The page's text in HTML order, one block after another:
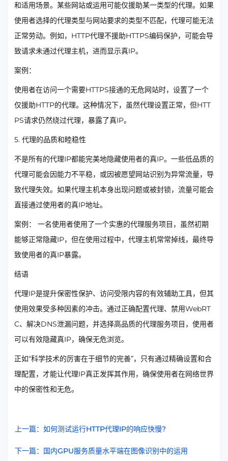
和适用场景。某些网站或运用可能仅援助某一类型的代理。如果
使用者选择的代理类型与网站要求的类型不匹配，代理可能无法
正常劳动。例如，HTTP代理不援助HTTPS编码保护，可能会导
致请求未通过代理主机，进而显示真IP。
案例：
使用者在访问一个需要HTTPS接通的无危网站时，设置了一个
仅援助HTTP的代理。这种情况下，虽然代理设置正常，但HTT
PS请求仍然绕过代理，暴露了真IP。
5. 代理的品质和睦稳性
不是所有的代理IP都能完美地隐藏使用者的真IP。一些低品质的
代理可能会因能力不平稳，或因被愿望网站识别为异常流量，导
致代理失效。如果代理主机本身出现问题或被封锁，流量可能会
直接通过使用者的真IP地址。
案例： 一名使用者使用了一个实惠的代理服务项目，虽然初期
能够正常隐藏IP，但在使用过程中，代理主机常常掉线，最终导
致使用者的真IP暴露。
结语
代理IP是提升保密性保护、访问受限内容的有效辅助工具，但其
使用效果受多种因素的冲击。通过正确配置代理、禁用WebRT
C、解决DNS泄漏问题，并选择高品质的代理服务项目，使用者
可以有效隐藏真IP，确保无危浏览。
正如“科学技术的厉害在于细节的完善”，只有通过精确设置和合
理配置，才能让代理IP真正发挥其作用，确保使用者在网络世界
中的保密性和无危。
上一篇：如何测试运行HTTP代理IP的响应快慢?
下一篇：国内GPU服务质量水平端在图像识别中的运用